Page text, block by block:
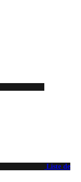
Liste de